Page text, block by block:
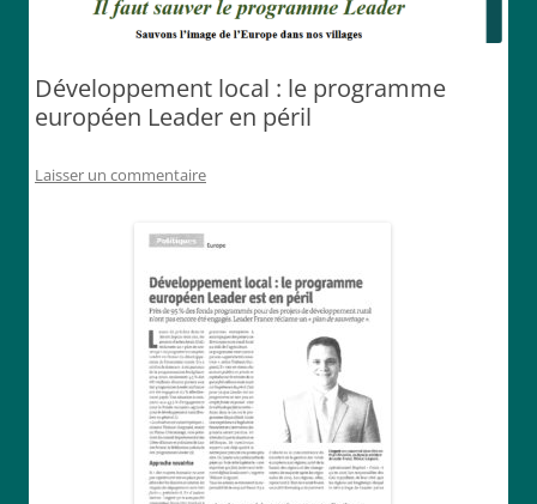
Développement local : le programme
européen Leader en péril
Laisser un commentaire